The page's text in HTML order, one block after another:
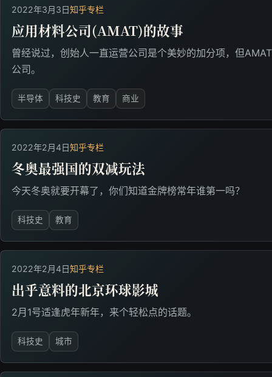
2022年3月3日知乎专栏
应用材料公司(AMAT)的故事
曾经说过，创始人一直运营公司是个美妙的加分项，但
公司。
半导体 科技史 教育 商业
2022年2月4日知乎专栏
冬奥最强国的双减玩法
今天冬奥就要开幕了，你们知道金牌榜常年谁第一吗？
科技史 教育
2022年2月4日知乎专栏
出乎意料的北京环球影城
2月1号适逢虎年新年，来个轻松点的话题。
科技史 城市